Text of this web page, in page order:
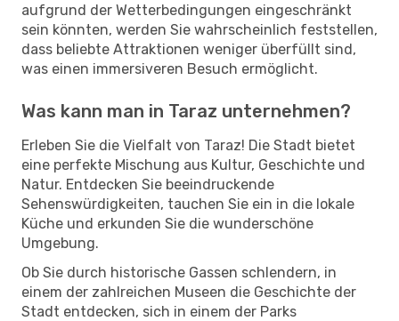
aufgrund der Wetterbedingungen eingeschränkt
sein könnten, werden Sie wahrscheinlich feststellen,
dass beliebte Attraktionen weniger überfüllt sind,
was einen immersiveren Besuch ermöglicht.
Was kann man in Taraz unternehmen?
Erleben Sie die Vielfalt von Taraz! Die Stadt bietet
eine perfekte Mischung aus Kultur, Geschichte und
Natur. Entdecken Sie beeindruckende
Sehenswürdigkeiten, tauchen Sie ein in die lokale
Küche und erkunden Sie die wunderschöne
Umgebung.
Ob Sie durch historische Gassen schlendern, in
einem der zahlreichen Museen die Geschichte der
Stadt entdecken, sich in einem der Parks